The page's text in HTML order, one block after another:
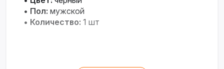
• Пол: мужской
• Количество: 1 шт